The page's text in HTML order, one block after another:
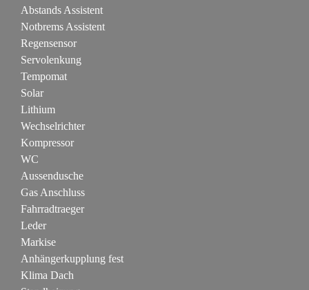
Abstands Assistent
Notbrems Assistent
Regensensor
Servolenkung
Tempomat
Solar
Lithium
Wechselrichter
Kompressor
WC
Aussendusche
Gas Anschluss
Fahrradtraeger
Leder
Markise
Anhängerkupplung fest
Klima Dach